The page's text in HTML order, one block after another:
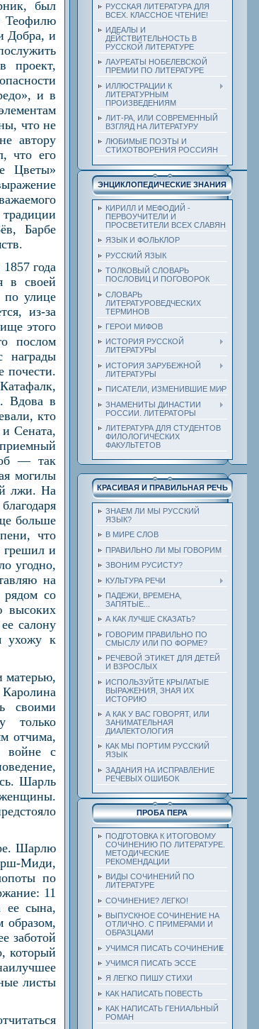
был
Теофилю
Добра, и
проект,
и в
что не
автору
что его
Цветы»
Барбе
года
в своей
по улице
из-за
этого
послом
награды
почести.
Вдова в
кто
Сената,
— так
могилы
лжи. На
больше
что
и
угодно,
на
рядом со
высоких
салону
ухожу к
матерью,
своими
только
отчима,
войне с
Шарль
Шарлю
Миди,
по
11
ее сына,
образом,
заботой
который
листы
РУССКАЯ ЛИТЕРАТУРА ДЛЯ
ВСЕХ. КЛАССНОЕ ЧТЕНИЕ!
ИДЕАЛЫ И
ДЕЙСТВИТЕЛЬНОСТЬ В
РУССКОЙ ЛИТЕРАТУРЕ
ЛАУРЕАТЫ НОБЕЛЕВСКОЙ
ПРЕМИИ ПО ЛИТЕРАТУРЕ
ИЛЛЮСТРАЦИИ К
ЛИТЕРАТУРНЫМ
ПРОИЗВЕДЕНИЯМ
ЛИТ-РА, ИЛИ СОВРЕМЕННЫЙ
ВЗГЛЯД НА ЛИТЕРАТУРУ
ЛЮБИМЫЕ ПОЭТЫ И
СТИХОТВОРЕНИЯ РОССИЯН
ЭНЦИКЛОПЕДИЧЕСКИЕ ЗНАНИЯ
КИРИЛЛ И МЕФОДИЙ -
ПЕРВОУЧИТЕЛИ И
ПРОСВЕТИТЕЛИ ВСЕХ СЛАВЯН
ЯЗЫК И ФОЛЬКЛОР
РУССКИЙ ЯЗЫК
ТОЛКОВЫЙ СЛОВАРЬ
ПОСЛОВИЦ И ПОГОВОРОК
СЛОВАРЬ
ЛИТЕРАТУРОВЕДЧЕСКИХ
ТЕРМИНОВ
ГЕРОИ МИФОВ
ИСТОРИЯ РУССКОЙ
ЛИТЕРАТУРЫ
ИСТОРИЯ ЗАРУБЕЖНОЙ
ЛИТЕРАТУРЫ
ПИСАТЕЛИ, ИЗМЕНИВШИЕ МИР
ЗНАМЕНИТЫ ДИНАСТИИ
РОССИИ. ЛИТЕРАТОРЫ
ЛИТЕРАТУРА ДЛЯ СТУДЕНТОВ
ФИЛОЛОГИЧЕСКИХ
ФАКУЛЬТЕТОВ
КРАСИВАЯ И ПРАВИЛЬНАЯ РЕЧЬ
ЗНАЕМ ЛИ МЫ РУССКИЙ
ЯЗЫК?
В МИРЕ СЛОВ
ПРАВИЛЬНО ЛИ МЫ ГОВОРИМ
ЗВОНИМ РУСИСТУ?
КУЛЬТУРА РЕЧИ
ПАДЕЖИ, ВРЕМЕНА,
ЗАПЯТЫЕ...
А КАК ЛУЧШЕ СКАЗАТЬ?
ГОВОРИМ ПРАВИЛЬНО ПО
СМЫСЛУ ИЛИ ПО ФОРМЕ?
РЕЧЕВОЙ ЭТИКЕТ ДЛЯ ДЕТЕЙ
И ВЗРОСЛЫХ
ИСПОЛЬЗУЙТЕ КРЫЛАТЫЕ
ВЫРАЖЕНИЯ, ЗНАЯ ИХ
ИСТОРИЮ
А КАК У ВАС ГОВОРЯТ, ИЛИ
ЗАНИМАТЕЛЬНАЯ
ДИАЛЕКТОЛОГИЯ
КАК МЫ ПОРТИМ РУССКИЙ
ЯЗЫК
ЗАДАНИЯ НА ИСПРАВЛЕНИЕ
РЕЧЕВЫХ ОШИБОК
ПРОБА ПЕРА
ПОДГОТОВКА К ИТОГОВОМУ
СОЧИНЕНИЮ ПО ЛИТЕРАТУРЕ.
МЕТОДИЧЕСКИЕ
РЕКОМЕНДАЦИИ
ВИДЫ СОЧИНЕНИЙ ПО
ЛИТЕРАТУРЕ
СОЧИНЕНИЕ? ЛЕГКО!
ВЫПУСКНОЕ СОЧИНЕНИЕ НА
ОТЛИЧНО. С ПРИМЕРАМИ И
ОБРАЗЦАМИ
УЧИМСЯ ПИСАТЬ СОЧИНЕНИЕ
УЧИМСЯ ПИСАТЬ ЭССЕ
Я ЛЕГКО ПИШУ СТИХИ
КАК НАПИСАТЬ ПОВЕСТЬ
КАК НАПИСАТЬ ГЕНИАЛЬНЫЙ
РОМАН